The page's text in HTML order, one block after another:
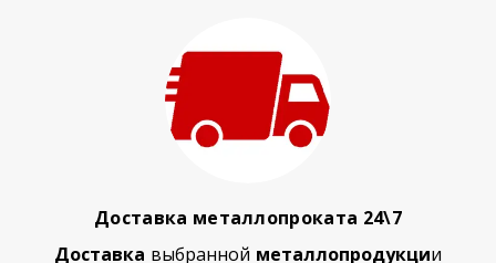
Доставка металлопроката 24\7
Доставка выбранной металлопродукции